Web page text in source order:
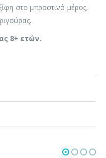
στο μπροστινό μέρος,
8+ ετών.